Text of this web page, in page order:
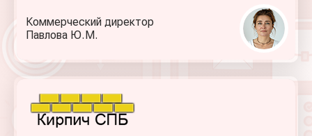
Коммерческий директор
Павлова Ю. М.